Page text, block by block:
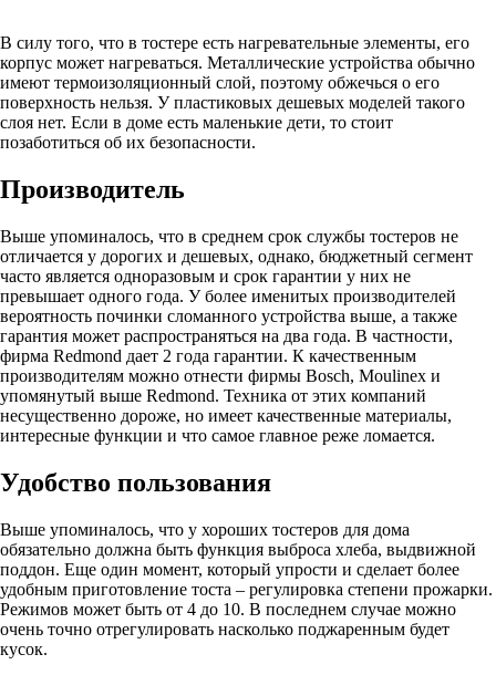
В силу того, что в тостере есть нагревательные элементы, его
корпус может нагреваться. Металлические устройства обычно
имеют термоизоляционный слой, поэтому обжечься о его
поверхность нельзя. У пластиковых дешевых моделей такого
слоя нет. Если в доме есть маленькие дети, то стоит
позаботиться об их безопасности.
Производитель
Выше упоминалось, что в среднем срок службы тостеров не
отличается у дорогих и дешевых, однако, бюджетный сегмент
часто является одноразовым и срок гарантии у них не
превышает одного года. У более именитых производителей
вероятность починки сломанного устройства выше, а также
гарантия может распространяться на два года. В частности,
фирма Redmond дает 2 года гарантии. К качественным
производителям можно отнести фирмы Bosch, Moulinex и
упомянутый выше Redmond. Техника от этих компаний
несущественно дороже, но имеет качественные материалы,
интересные функции и что самое главное реже ломается.
Удобство пользования
Выше упоминалось, что у хороших тостеров для дома
обязательно должна быть функция выброса хлеба, выдвижной
поддон. Еще один момент, который упрости и сделает более
удобным приготовление тоста – регулировка степени прожарки.
Режимов может быть от 4 до 10. В последнем случае можно
очень точно отрегулировать насколько поджаренным будет
кусок.